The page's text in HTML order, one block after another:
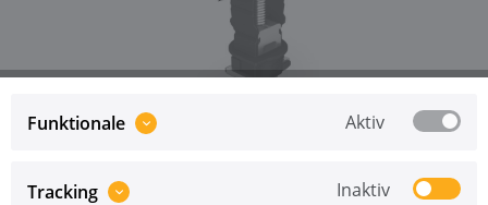
Preise sind erst nach erfolgreicher Registrierung
als
Funktionale Aktiv
Tracking Inaktiv